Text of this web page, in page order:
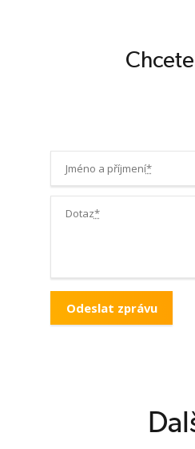
a získají základní znalosti z
přes Úřad práce v rámciZvolené
způsoby řešení, resuscitace, první
Jméno a příjmení*
Dotaz*